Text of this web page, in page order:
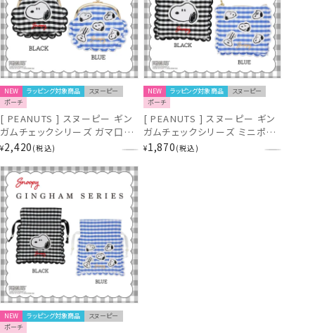
NEW ラッピング対象商品
スヌーピー
ポーチ
[ PEANUTS ] スヌーピー ギン
ガムチェックシリーズ ガマ口ポ
ーチ ＜ BLACK / BLUE ＞ 粧
¥2,420 税込
NEW ラッピング対象商品
スヌーピー
ポーチ
[ PEANUTS ] スヌーピー ギン
ガムチェックシリーズ ミニポー
チ ＜ BLACK / BLUE ＞ 粧美
¥1,870 税込
NEW ラッピング対象商品
スヌーピー
ポーチ